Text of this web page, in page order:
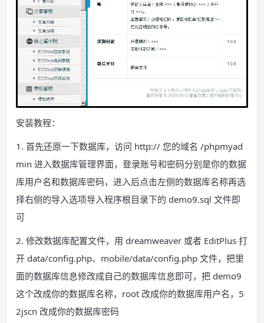
安装教程：
1. 首先还原一下数据库，访问 http:// 您的域名 /phpmyad
min 进入数据库管理界面，登录账号和密码分别是你的数据
库用户名和数据库密码，进入后点击左侧的数据库名称再选
择右侧的导入选项导入程序根目录下的 demo9.sql 文件即
可
2. 修改数据库配置文件，用 dreamweaver 或者 EditPlus 打
开 data/config.php、mobile/data/config.php 文件，把里
面的数据库信息修改成自己的数据库信息即可，把 demo9
这个改成你的数据库名称，root 改成你的数据库用户名，5
2jscn 改成你的数据库密码